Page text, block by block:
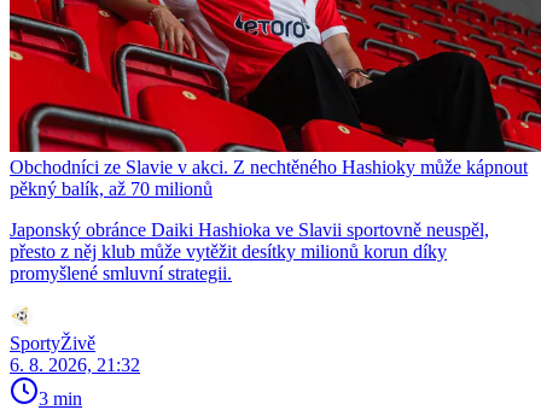
Obchodníci ze Slavie v akci. Z nechtěného Hashioky může kápnout
pěkný balík, až 70 milionů
Japonský obránce Daiki Hashioka ve Slavii sportovně neuspěl,
přesto z něj klub může vytěžit desítky milionů korun díky
promyšlené smluvní strategii.
SportyŽivě
6. 8. 2026, 21:32
3 min